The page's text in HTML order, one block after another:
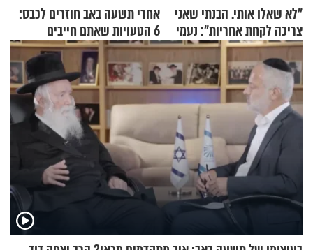
"לא שאלו אותי. הבנתי שאני
צריכה לקחת אחריות": נעמי
בנט בריאיון אישי
אחרי תשעה באב חוזרים לכבס:
6 הטעויות שאתם חייבים
להפסיק לעשות